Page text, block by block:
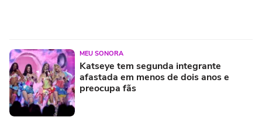
MEU SONORA
Katseye tem segunda integrante
afastada em menos de dois anos e
preocupa fãs